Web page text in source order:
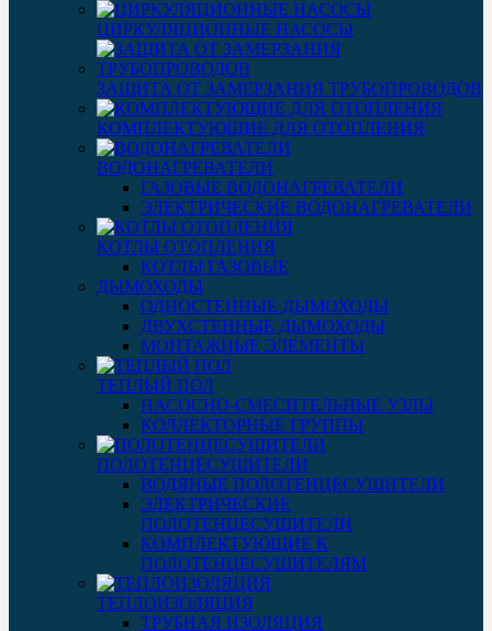
ЦИРКУЛЯЦИОННЫЕ НАСОСЫ
ЗАЩИТА ОТ ЗАМЕРЗАНИЯ ТРУБОПРОВОДОВ
КОМПЛЕКТУЮЩИЕ ДЛЯ ОТОПЛЕНИЯ
ВОДОНАГРЕВАТЕЛИ
ГАЗОВЫЕ ВОДОНАГРЕВАТЕЛИ
ЭЛЕКТРИЧЕСКИЕ ВОДОНАГРЕВАТЕЛИ
КОТЛЫ ОТОПЛЕНИЯ
КОТЛЫ ГАЗОВЫЕ
ДЫМОХОДЫ
ОДНОСТЕННЫЕ ДЫМОХОДЫ
ДВУХСТЕННЫЕ ДЫМОХОДЫ
МОНТАЖНЫЕ ЭЛЕМЕНТЫ
ТЕПЛЫЙ ПОЛ
НАСОСНО-СМЕСИТЕЛЬНЫЕ УЗЛЫ
КОЛЛЕКТОРНЫЕ ГРУППЫ
ПОЛОТЕНЦЕСУШИТЕЛИ
ВОДЯНЫЕ ПОЛОТЕНЦЕСУШИТЕЛИ
ЭЛЕКТРИЧЕСКИЕ
ПОЛОТЕНЦЕСУШИТЕЛИ
КОМПЛЕКТУЮЩИЕ К
ПОЛОТЕНЦЕСУШИТЕЛЯМ
ТЕПЛОИЗОЛЯЦИЯ
ТРУБНАЯ ИЗОЛЯЦИЯ